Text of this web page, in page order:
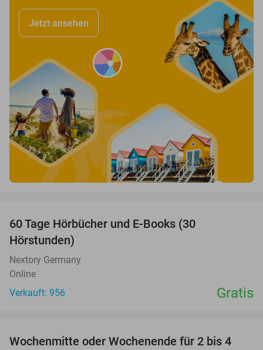
Jetzt ansehen
60 Tage Hörbücher und E-Books (30
Hörstunden)
Nextory Germany
Online
Verkauft: 956
Gratis
Wochenmitte oder Wochenende für 2 bis 4